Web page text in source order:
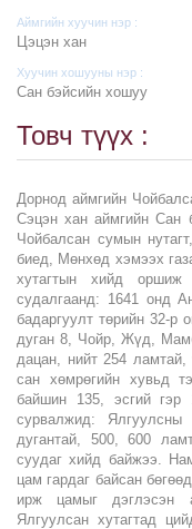
Аймгийн хуучин нэр :
Цэцэн хан
Хуучин хошууны нэр :
Сан бэйсийн хошуу
Товч түүх :
Дорнод аймгийн
Сэцэн хан аймгийн Сан
Чойбалсан сумын
биед, Мөнхөд хэмээх
хутагтын хийд
судалгаанд: 1641 онд
бадаргуулт төрийн 32-р
дуган 8, Чойр, Жүд,
дацан, нийт 254
сан хөмрөгийн хувьд
байшин 135, эсгий гэр
сурвалжид:
дугантай, 500, 600
суудаг хийд байжээ.
цам гардаг байсан
ирж цамыг дэглэсэн
Ялгуулсан хутагтад